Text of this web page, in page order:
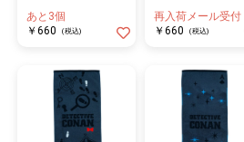
あと3個
￥660
(税込)
再入荷メール受付
￥660
(税込)